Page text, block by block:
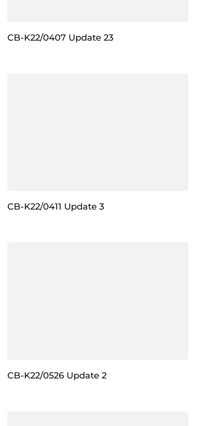
CB-K22/0407 Update 23
CB-K22/0411 Update 3
CB-K22/0526 Update 2